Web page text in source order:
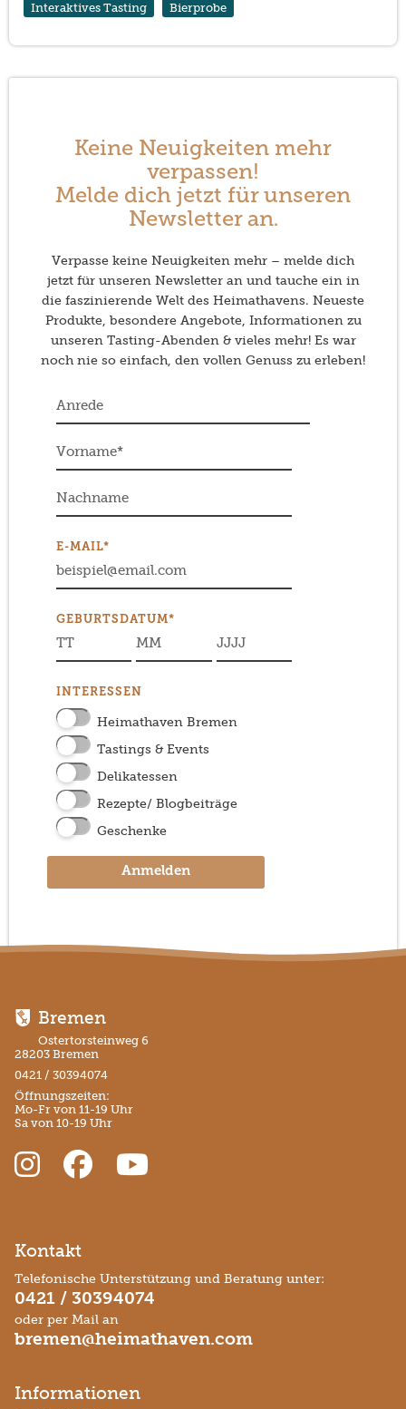
Interaktives Tasting
Bierprobe
Keine Neuigkeiten mehr
verpassen!
Melde dich jetzt für unseren
Newsletter an.
Verpasse keine Neuigkeiten mehr – melde dich
jetzt für unseren Newsletter an und tauche ein in
die faszinierende Welt des Heimathavens. Neueste
Produkte, besondere Angebote, Informationen zu
unseren Tasting-Abenden & vieles mehr! Es war
noch nie so einfach, den vollen Genuss zu erleben!
E-MAIL*
GEBURTSDATUM*
INTERESSEN
Heimathaven Bremen
Tastings & Events
Delikatessen
Rezepte/ Blogbeiträge
Geschenke
Anmelden
Bremen
Ostertorsteinweg 6
28203 Bremen
0421 / 30394074
Öffnungszeiten:
Mo-Fr von 11-19 Uhr
Sa von 10-19 Uhr
Kontakt
Telefonische Unterstützung und Beratung unter:
0421 / 30394074
oder per Mail an
bremen@heimathaven.com
Informationen